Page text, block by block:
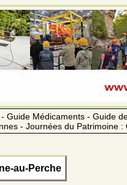
Médicaments - Guide
- Journées du Patrimoine :
au-Perche